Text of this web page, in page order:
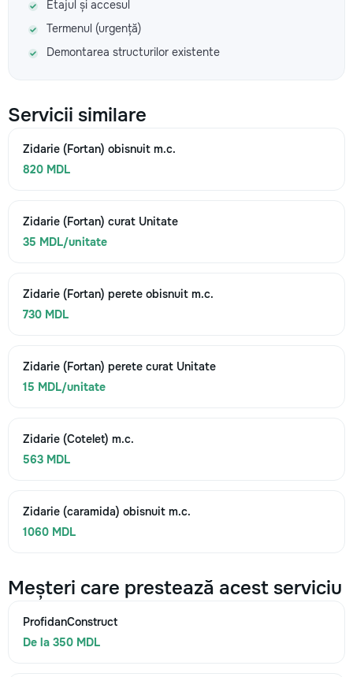
Etajul și accesul
Termenul (urgență)
Demontarea structurilor existente
Servicii similare
Zidarie (Fortan) obisnuit m.c.
820 MDL
Zidarie (Fortan) curat Unitate
35 MDL/unitate
Zidarie (Fortan) perete obisnuit m.c.
730 MDL
Zidarie (Fortan) perete curat Unitate
15 MDL/unitate
Zidarie (Cotelet) m.c.
563 MDL
Zidarie (caramida) obisnuit m.c.
1060 MDL
Meșteri care prestează acest serviciu
ProfidanConstruct
De la 350 MDL